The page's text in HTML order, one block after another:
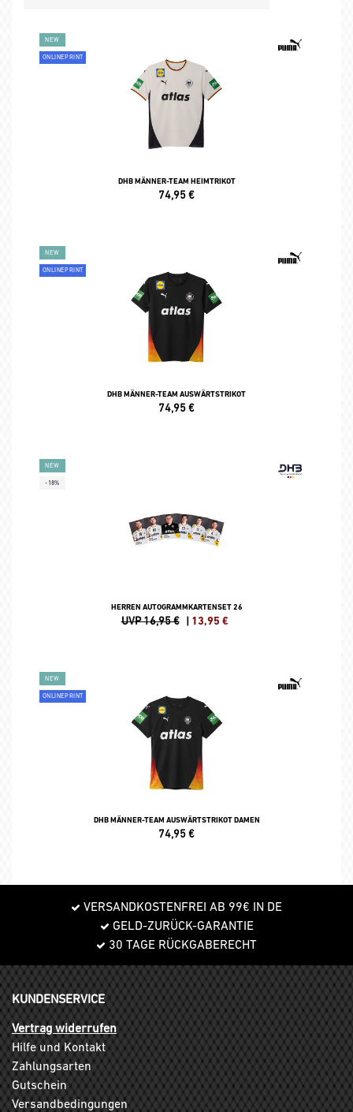
NEW
ONLINEPRINT
DHB MÄNNER-TEAM HEIMTRIKOT
74,95€
NEW
ONLINEPRINT
DHB MÄNNER-TEAM AUSWÄRTSTRIKOT
74,95€
NEW
-18%
HERREN AUTOGRAMMKARTENSET 26
UVP 16,95 € | 13,95 €
NEW
ONLINEPRINT
DHB MÄNNER-TEAM AUSWÄRTSTRIKOT DAMEN
74,95€
VERSANDKOSTENFREI AB 99€ IN DE
GELD-ZURÜCK-GARANTIE
30 TAGE RÜCKGABERECHT
KUNDENSERVICE
Vertrag widerrufen
Hilfe und Kontakt
Zahlungsarten
Gutschein
Versandbedingungen